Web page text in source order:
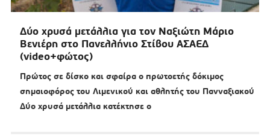
Δύο χρυσά μετάλλια για τον Ναξιώτη Μάριο
Βενιέρη στο Πανελλήνιο Στίβου ΑΣΑΕΔ
(video+φώτος)
Πρώτος σε δίσκο και σφαίρα ο πρωτοετής δόκιμος
σημαιοφόρος του Λιμενικού και αθλητής του Πανναξιακού
Δύο χρυσά μετάλλια κατέκτησε ο